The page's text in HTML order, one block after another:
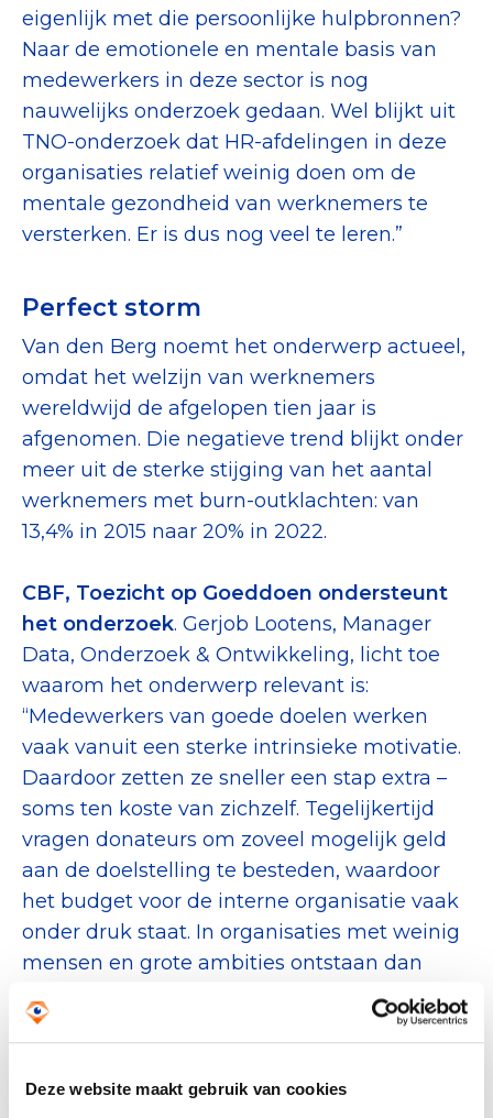
Deze website maakt gebruik van cookies
eigenlijk met die persoonlijke hulpbronnen?
Naar de emotionele en mentale basis van
medewerkers in deze sector is nog
nauwelijks onderzoek gedaan. Wel blijkt uit
TNO-onderzoek dat HR-afdelingen in deze
organisaties relatief weinig doen om de
mentale gezondheid van werknemers te
versterken. Er is dus nog veel te leren.”
Perfect storm
Van den Berg noemt het onderwerp actueel,
omdat het welzijn van werknemers
wereldwijd de afgelopen tien jaar is
afgenomen. Die negatieve trend blijkt onder
meer uit de sterke stijging van het aantal
werknemers met burn-outklachten: van
13,4% in 2015 naar 20% in 2022.
CBF, Toezicht op Goeddoen ondersteunt
het onderzoek. Gerjob Lootens, Manager
Data, Onderzoek & Ontwikkeling, licht toe
waarom het onderwerp relevant is:
“Medewerkers van goede doelen werken
vaak vanuit een sterke intrinsieke motivatie.
Daardoor zetten ze sneller een stap extra –
soms ten koste van zichzelf. Tegelijkertijd
vragen donateurs om zoveel mogelijk geld
aan de doelstelling te besteden, waardoor
het budget voor de interne organisatie vaak
onder druk staat. In organisaties met weinig
mensen en grote ambities ontstaan dan
sneller stressvolle situaties. Als bijvoorbeeld
fondsenwerving tegenvalt, kan er een soort
misgaan en mensen uitvallen.”